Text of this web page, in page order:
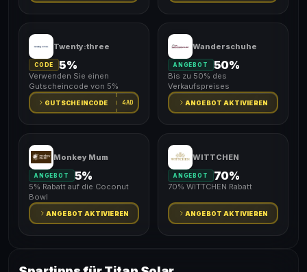
Twenty:three
CODE 5%
Verwenden Sie einen
Gutscheincode von 5%
GUTSCHEINCODE 4AD
Wanderschuhe
ANGEBOT 50%
Bis zu 50% des
Verkaufspreises
ANGEBOT AKTIVIEREN
Monkey Mum
ANGEBOT 5%
5% Rabatt auf die Coconut
Bowl
ANGEBOT AKTIVIEREN
WITTCHEN
ANGEBOT 70%
70% WITTCHEN Rabatt
ANGEBOT AKTIVIEREN